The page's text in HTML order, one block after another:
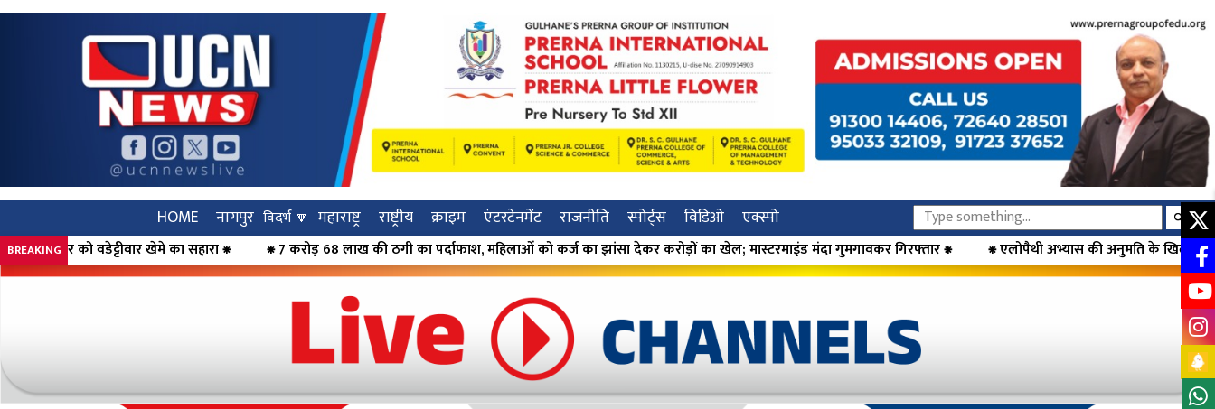
HOME नागपुर विदर्भ 🔽 महाराष्ट्र राष्ट्रीय क्राइम एंटरटेनमेंट राजनीति स्पोर्ट्स विडिओ एक्स्पो
BREAKING
⁕ ⁕ 7 करोड़ 68 लाख की ठगी का पर्दाफाश, महिलाओं को कर्ज का झांसा देकर करोड़ों का खेल; मास्टरमाइंड मंदा गुमगावकर गिरफ्तार ⁕ ⁕ एलोपैथी अभ्यास की अनुमति के खिलाफ डॉक्टरों का आंदोलन, मुख्यमंत्री